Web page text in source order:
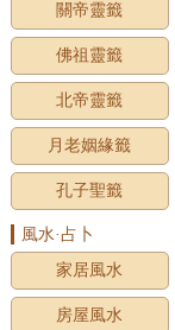
關帝靈籤
佛祖靈籤
北帝靈籤
月老姻緣籤
孔子聖籤
風水·占卜
家居風水
房屋風水